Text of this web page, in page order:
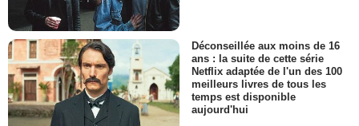
Déconseillée aux moins de 16
ans : la suite de cette série
Netflix adaptée de l'un des 100
meilleurs livres de tous les
temps est disponible
aujourd'hui